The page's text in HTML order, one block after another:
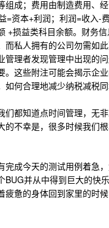
成；费用由制造费用、
=资本+利润；利润 =收入-
+损益类科目余额。财务
私人拥有的公司勿需如
理者发现管理中出现的
这些附注可能会揭示企
何合理地减少纳税减税
都知道点时间管理，无
不幸是，很多时候我们
成今天的测试用例着急
BUG并从中得到巨大的快
惫的身体回到家里的时